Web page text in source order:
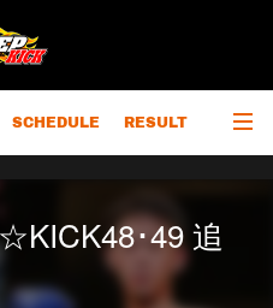
SCHEDULE RESULT
･49 追